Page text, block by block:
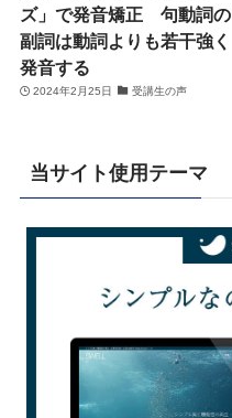
ズ」で発音矯正 句動詞の
副詞は動詞よりも若干強く
発音する
2024年2月25日 受講生の声
当サイト使用テーマ